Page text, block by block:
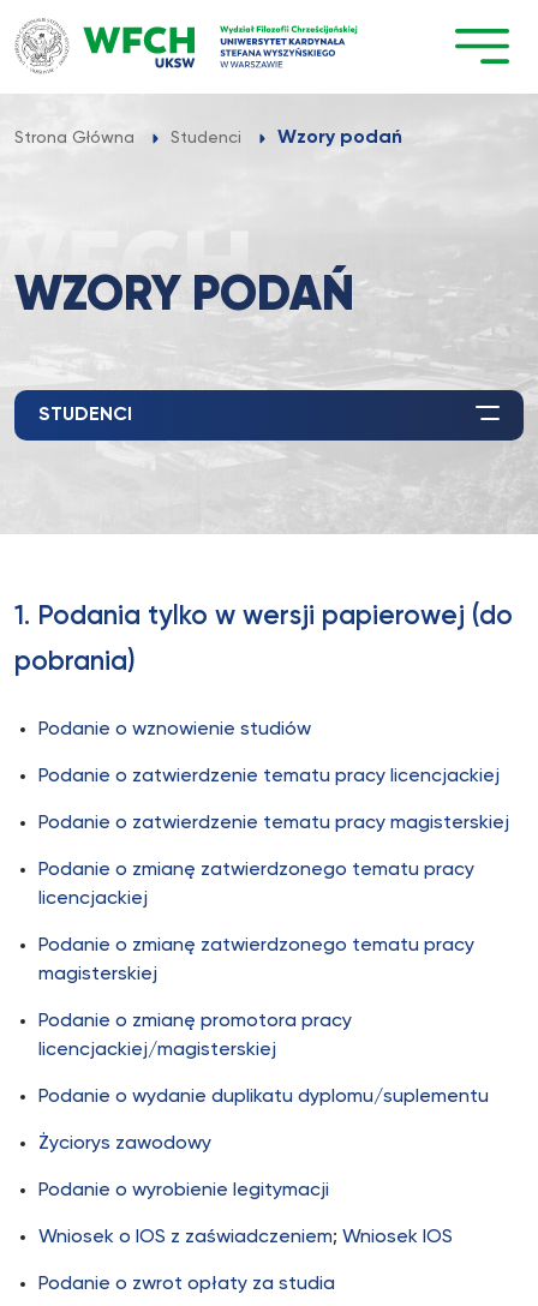
Przejdź
do
treści
Strona Główna Studenci Wzory podań
WZORY PODAŃ
STUDENCI
1. Podania tylko w wersji papierowej (do
pobrania)
Podanie o wznowienie studiów
Podanie o zatwierdzenie tematu pracy licencjackiej
Podanie o zatwierdzenie tematu pracy magisterskiej
Podanie o zmianę zatwierdzonego tematu pracy
licencjackiej
Podanie o zmianę zatwierdzonego tematu pracy
magisterskiej
Podanie o zmianę promotora pracy
licencjackiej/magisterskiej
Podanie o wydanie duplikatu dyplomu/suplementu
Życiorys zawodowy
Podanie o wyrobienie legitymacji
Wniosek o IOS z zaświadczeniem; Wniosek IOS
Podanie o zwrot opłaty za studia